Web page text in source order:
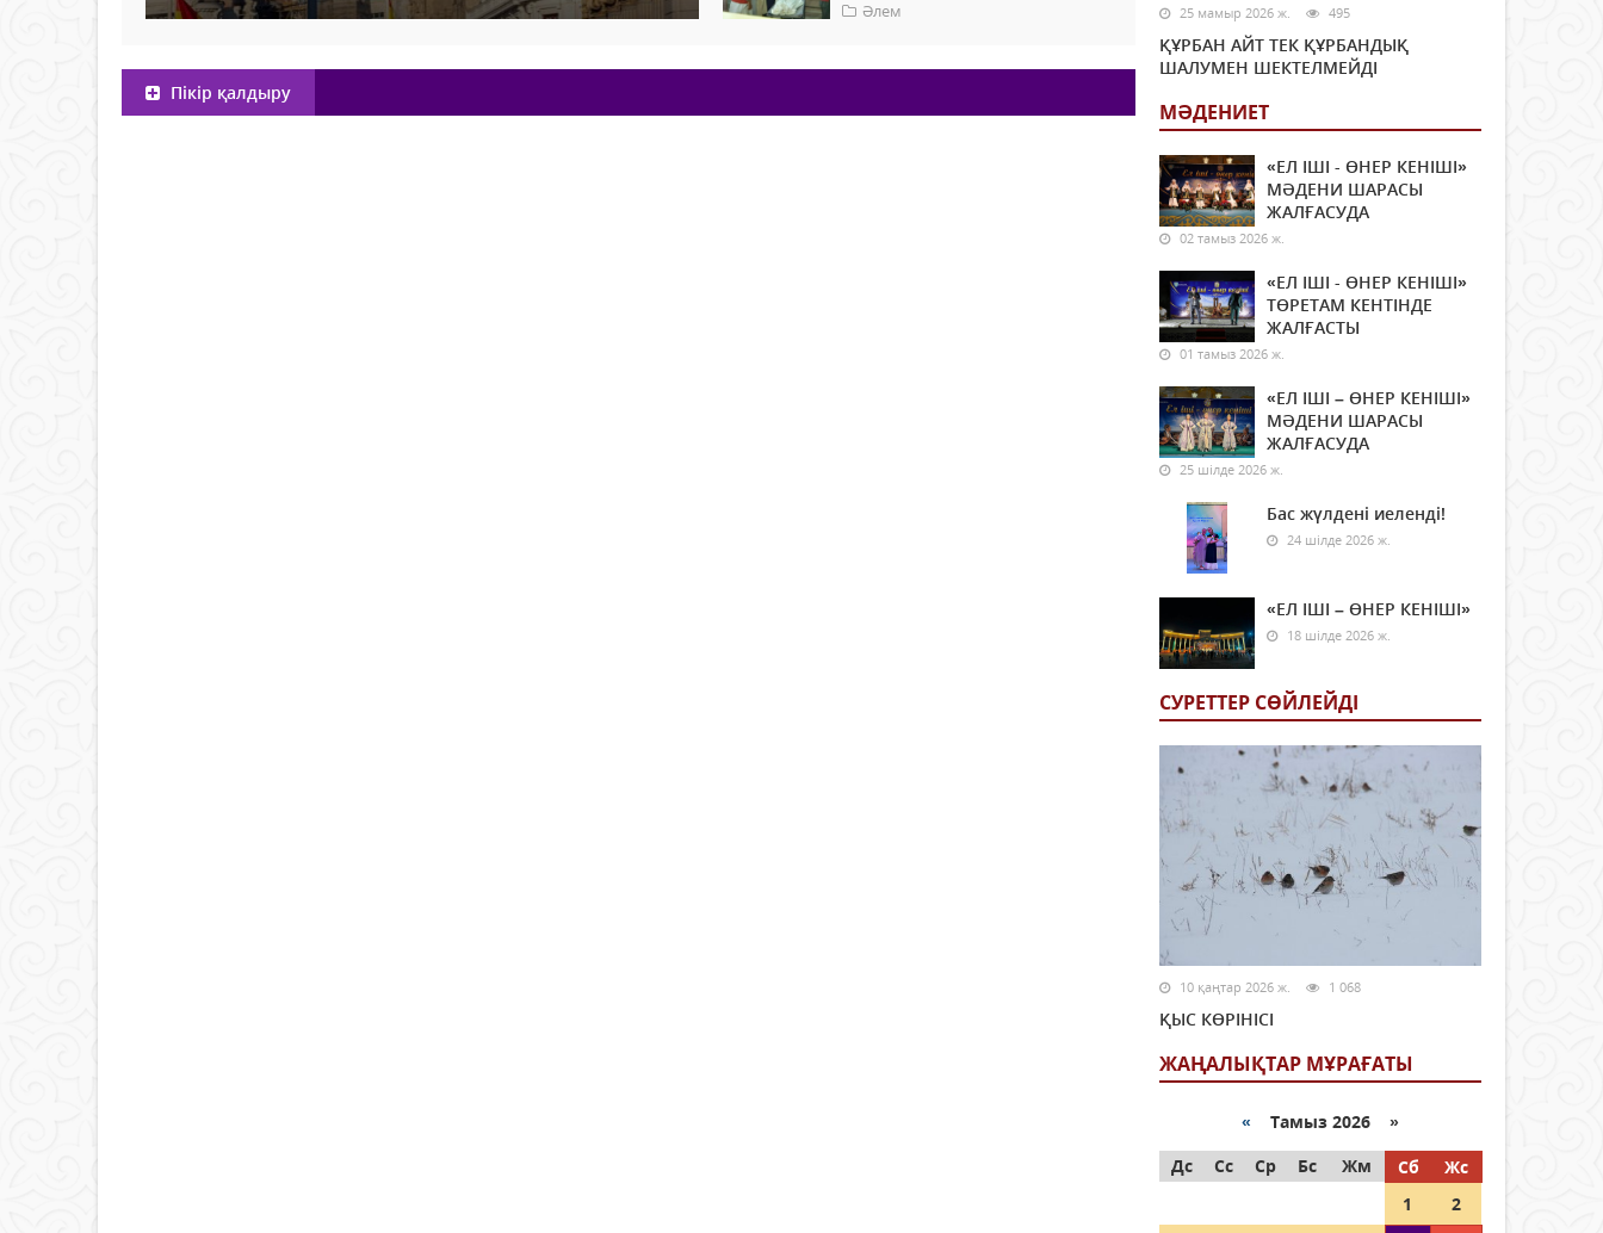
Әлем
Пікір қалдыру
25 мамыр 2026 ж. 495
ҚҰРБАН АЙТ ТЕК ҚҰРБАНДЫҚ
ШАЛУМЕН ШЕКТЕЛМЕЙДІ
МӘДЕНИЕТ
«ЕЛ ІШІ - ӨНЕР КЕНІШІ»
МӘДЕНИ ШАРАСЫ
ЖАЛҒАСУДА
02 тамыз 2026 ж.
«ЕЛ ІШІ - ӨНЕР КЕНІШІ»
ТӨРЕТАМ КЕНТІНДЕ
ЖАЛҒАСТЫ
01 тамыз 2026 ж.
«ЕЛ ІШІ – ӨНЕР КЕНІШІ»
МӘДЕНИ ШАРАСЫ
ЖАЛҒАСУДА
25 шілде 2026 ж.
Бас жүлдені иеленді!
24 шілде 2026 ж.
«ЕЛ ІШІ – ӨНЕР КЕНІШІ»
18 шілде 2026 ж.
СУРЕТТЕР СӨЙЛЕЙДI
10 қаңтар 2026 ж. 1 068
ҚЫС КӨРІНІСІ
ЖАҢАЛЫҚТАР МҰРАҒАТЫ
« Тамыз 2026 »
Дс
Сс Ср Бс Жм Сб
Жс
1
2